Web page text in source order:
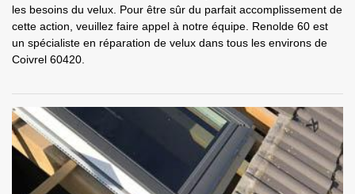
les besoins du velux. Pour être sûr du parfait accomplissement de
cette action, veuillez faire appel à notre équipe. Renolde 60 est
un spécialiste en réparation de velux dans tous les environs de
Coivrel 60420.